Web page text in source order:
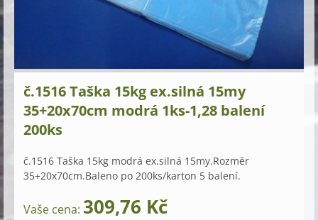
č.1516 Taška 15kg ex.silná 15my
35+20x70cm modrá 1ks-1,28 balení
200ks
č.1516 Taška 15kg modrá ex.silná 15my.Rozměr
35+20x70cm.Baleno po 200ks/karton 5 balení.
Vaše cena: 309,76 Kč